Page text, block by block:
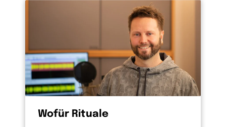
von ihnen ist, unvergessen, geliebt, vermisst.
Dass es viele gute Erinnerungen gibt.
Abendmahl feiern, ist die Liebe Gottes feiern.
Hab ich mal gelesen. Feiern, dass Jesus die
Menschen geliebt hat und immer noch liebt.
Die Liebe lädt ein, fröhlich zu feiern. Ich hoffe,
dass ich daran beim nächsten Abendmahl
denke und alle anderen auch.
Wofür Rituale